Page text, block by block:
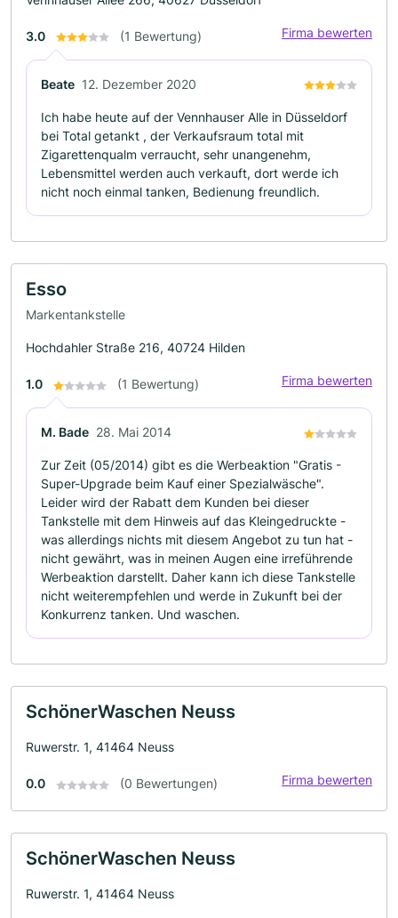
3.0 (1 Bewertung) Firma bewerten
Beate 12. Dezember 2020
Ich habe heute auf der Vennhauser Alle in Düsseldorf
bei Total getankt , der Verkaufsraum total mit
Zigarettenqualm verraucht, sehr unangenehm,
Lebensmittel werden auch verkauft, dort werde ich
nicht noch einmal tanken, Bedienung freundlich.
Esso
Markentankstelle
Hochdahler Straße 216, 40724 Hilden
1.0 (1 Bewertung) Firma bewerten
M. Bade 28. Mai 2014
Zur Zeit (05/2014) gibt es die Werbeaktion "Gratis -
Super-Upgrade beim Kauf einer Spezialwäsche".
Leider wird der Rabatt dem Kunden bei dieser
Tankstelle mit dem Hinweis auf das Kleingedruckte -
was allerdings nichts mit diesem Angebot zu tun hat -
nicht gewährt, was in meinen Augen eine irreführende
Werbeaktion darstellt. Daher kann ich diese Tankstelle
nicht weiterempfehlen und werde in Zukunft bei der
Konkurrenz tanken. Und waschen.
SchönerWaschen Neuss
Ruwerstr. 1, 41464 Neuss
0.0 (0 Bewertungen) Firma bewerten
SchönerWaschen Neuss
Ruwerstr. 1, 41464 Neuss